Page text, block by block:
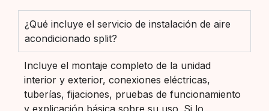
¿Qué incluye el servicio de instalación de aire
acondicionado split?
Incluye el montaje completo de la unidad
interior y exterior, conexiones eléctricas,
tuberías, fijaciones, pruebas de funcionamiento